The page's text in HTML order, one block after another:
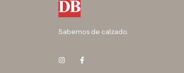
Sabemos de calzado.